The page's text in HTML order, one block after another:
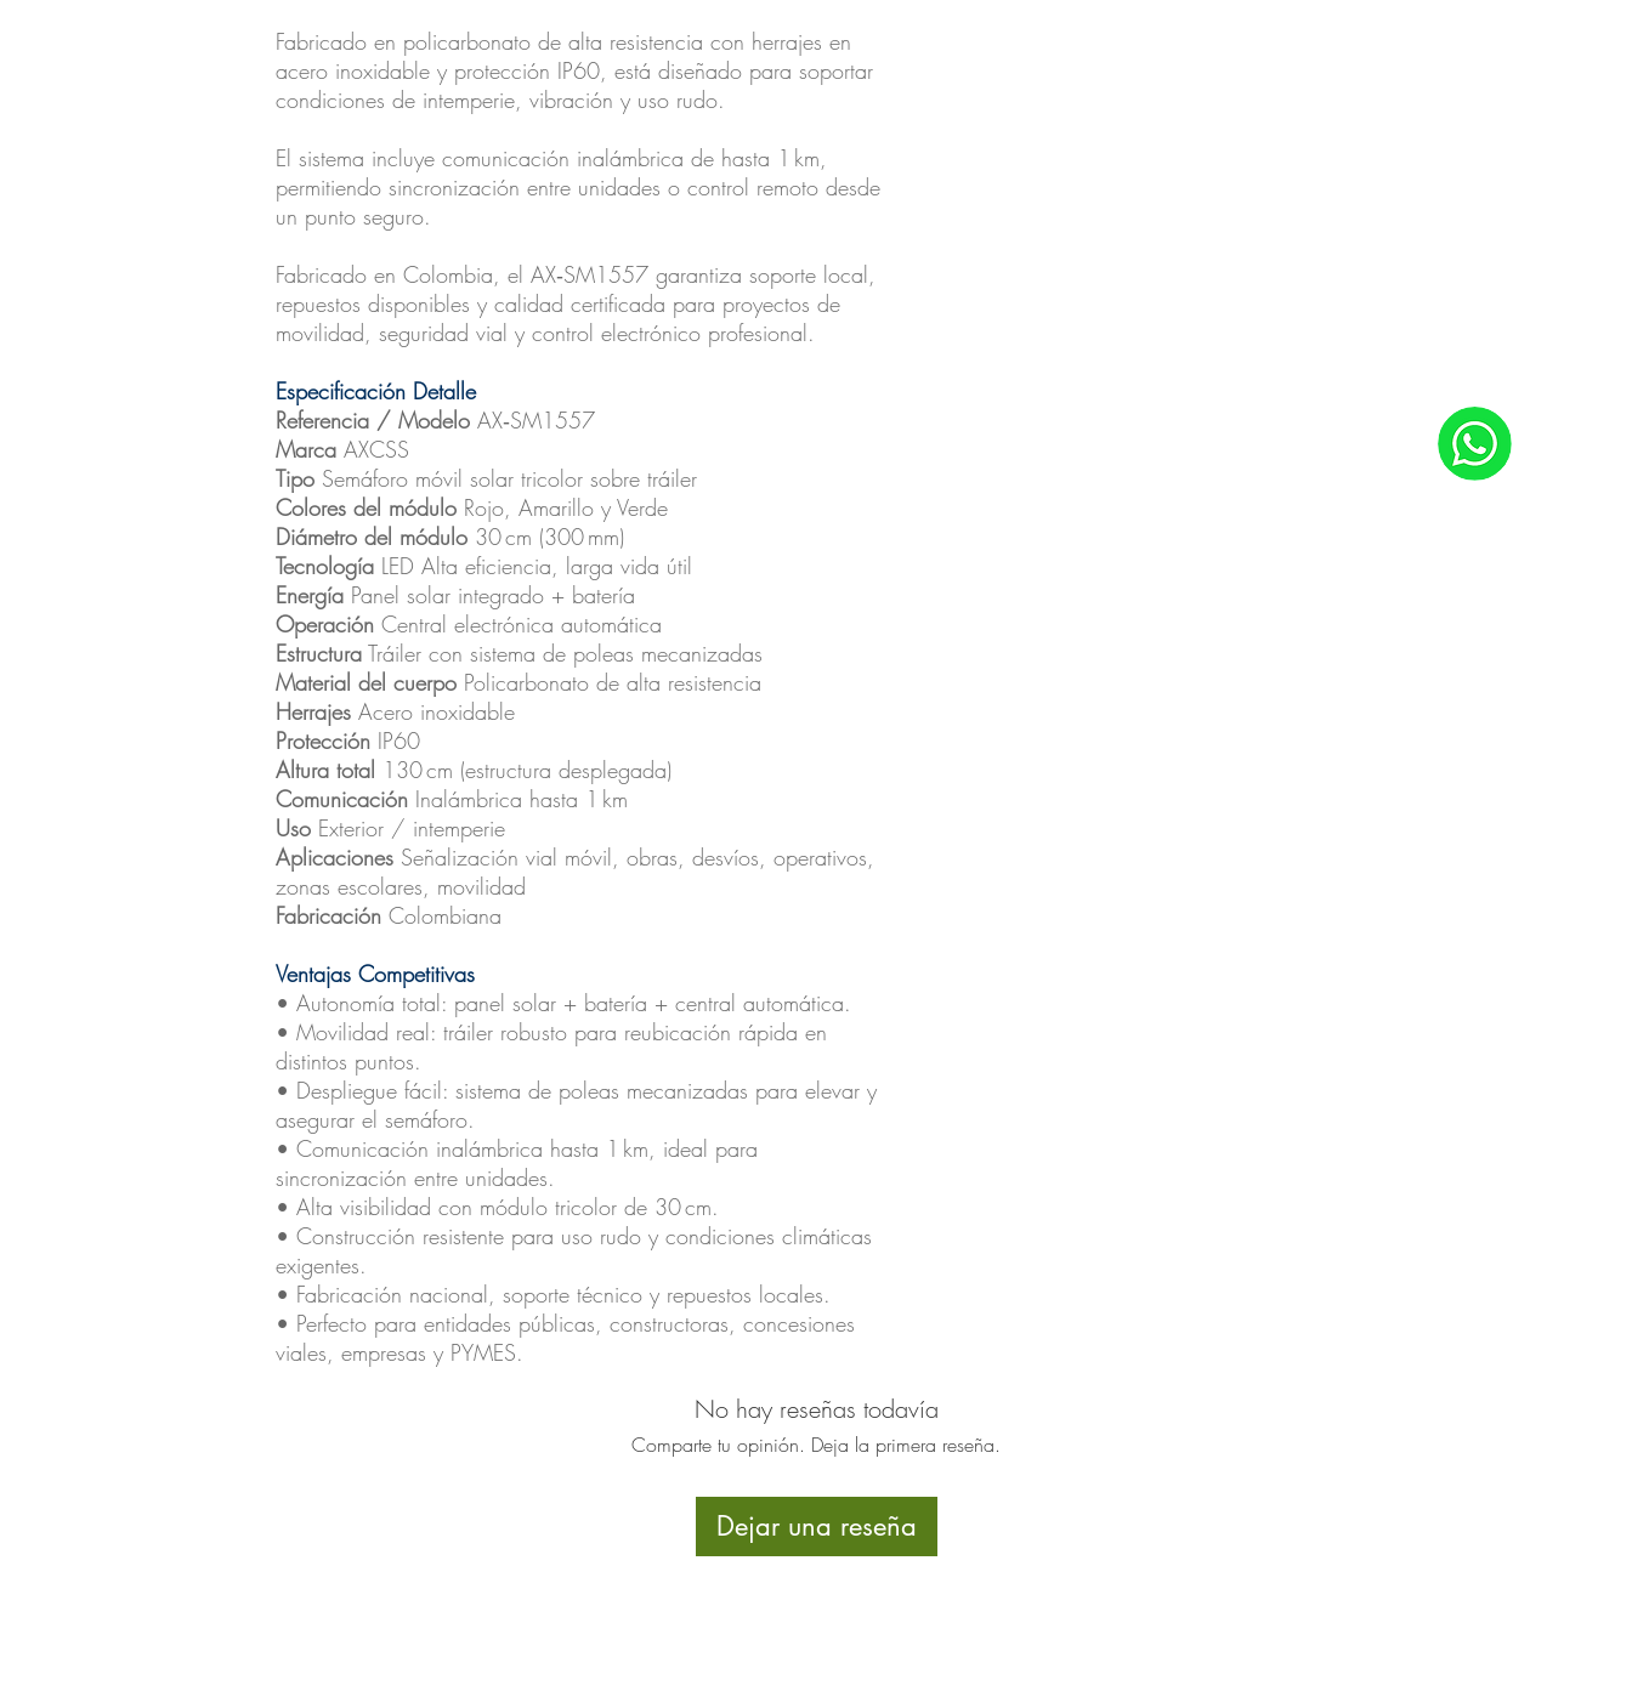
Fabricado en policarbonato de alta resistencia con herrajes en
acero inoxidable y protección IP60, está diseñado para soportar
condiciones de intemperie, vibración y uso rudo.
El sistema incluye comunicación inalámbrica de hasta 1 km,
permitiendo sincronización entre unidades o control remoto desde
un punto seguro.
Fabricado en Colombia, el AX‑SM1557 garantiza soporte local,
repuestos disponibles y calidad certificada para proyectos de
movilidad, seguridad vial y control electrónico profesional.
Especificación Detalle
Referencia / Modelo AX‑SM1557
Marca AXCSS
Tipo Semáforo móvil solar tricolor sobre tráiler
Colores del módulo Rojo, Amarillo y Verde
Diámetro del módulo 30 cm (300 mm)
Tecnología LED Alta eficiencia, larga vida útil
Energía Panel solar integrado + batería
Operación Central electrónica automática
Estructura Tráiler con sistema de poleas mecanizadas
Material del cuerpo Policarbonato de alta resistencia
Herrajes Acero inoxidable
Protección IP60
Altura total 130 cm (estructura desplegada)
Comunicación Inalámbrica hasta 1 km
Uso Exterior / intemperie
Aplicaciones Señalización vial móvil, obras, desvíos, operativos,
zonas escolares, movilidad
Fabricación Colombiana
Ventajas Competitivas
• Autonomía total: panel solar + batería + central automática.
• Movilidad real: tráiler robusto para reubicación rápida en
distintos puntos.
• Despliegue fácil: sistema de poleas mecanizadas para elevar y
asegurar el semáforo.
• Comunicación inalámbrica hasta 1 km, ideal para
sincronización entre unidades.
• Alta visibilidad con módulo tricolor de 30 cm.
• Construcción resistente para uso rudo y condiciones climáticas
exigentes.
• Fabricación nacional, soporte técnico y repuestos locales.
• Perfecto para entidades públicas, constructoras, concesiones
viales, empresas y PYMES.
No hay reseñas todavía
Comparte tu opinión. Deja la primera reseña.
Dejar una reseña